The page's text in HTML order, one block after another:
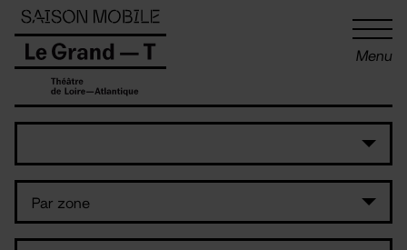
Menu
Panneau de gestion des cookies